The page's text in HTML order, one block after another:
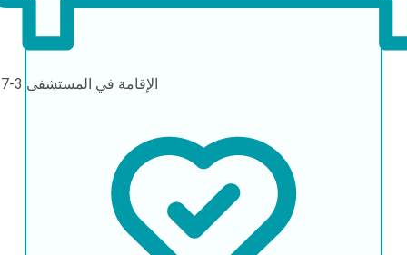
الإقامة في المستشفى 3-7 أيام